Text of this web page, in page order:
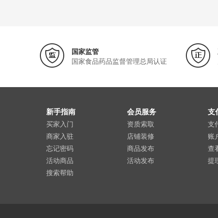
国家监管
国家食品药品监督管理总局认证
新手指南
买家入门
商家入驻
忘记密码
活动商品
搜索帮助
会员服务
资质索取
店铺装修
商品发布
活动发布
支
支
账
查
提